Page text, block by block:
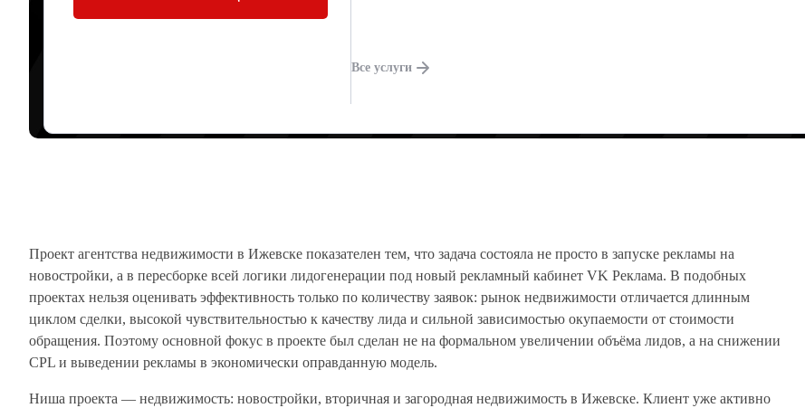
Все услуги
₽ И ROMI 127%
Проект агентства недвижимости в Ижевске показателен тем, что задача состояла не просто в запуске рекламы на
новостройки, а в пересборке всей логики лидогенерации под новый рекламный кабинет VK Реклама. В подобных
проектах нельзя оценивать эффективность только по количеству заявок: рынок недвижимости отличается длинным
циклом сделки, высокой чувствительностью к качеству лида и сильной зависимостью окупаемости от стоимости
обращения. Поэтому основной фокус в проекте был сделан не на формальном увеличении объёма лидов, а на снижении
CPL и выведении рекламы в экономически оправданную модель.
Ниша проекта — недвижимость: новостройки, вторичная и загородная недвижимость в Ижевске. Клиент уже активно